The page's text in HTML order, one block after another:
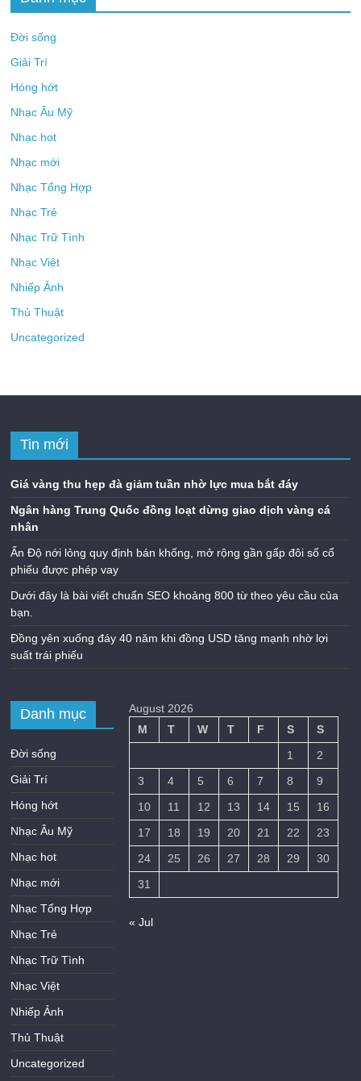
Đời sống
Giải Trí
Hóng hớt
Nhạc Âu Mỹ
Nhạc hot
Nhạc mới
Nhạc Tổng Hợp
Nhạc Trẻ
Nhạc Trữ Tình
Nhạc Việt
Nhiếp Ảnh
Thủ Thuật
Uncategorized
Tin mới
Giá vàng thu hẹp đà giảm tuần nhờ lực mua bắt đáy
Ngân hàng Trung Quốc đồng loạt dừng giao dịch vàng cá
nhân
Ấn Độ nới lỏng quy định bán khống, mở rộng gần gấp đôi số cổ
phiếu được phép vay
Dưới đây là bài viết chuẩn SEO khoảng 800 từ theo yêu cầu của
bạn.
Đồng yên xuống đáy 40 năm khi đồng USD tăng mạnh nhờ lợi
suất trái phiếu
Danh mục
Đời sống
Giải Trí
Hóng hớt
Nhạc Âu Mỹ
Nhạc hot
Nhạc mới
Nhạc Tổng Hợp
Nhạc Trẻ
Nhạc Trữ Tình
Nhạc Việt
Nhiếp Ảnh
Thủ Thuật
Uncategorized
August 2026
M
T W T F S
S
1
2
3
4 5 6 7 8
9
10
11 12 13 14 15
16
17
18 19 20 21 22
23
24
25 26 27 28 29
30
31
« Jul